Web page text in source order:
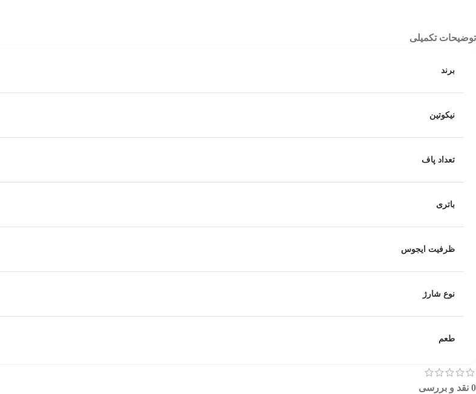
توضیحات تکمیلی
برند
نیکوتین
تعداد پاف
باتری
ظرفیت ایجوس
نوع شارژ
طعم
0 نقد و بررسی